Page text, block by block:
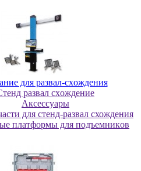
для paзвaл-cxoждeния
paзвaл cxoждeниe
Аксессуары
для стенд-развал схождения
плaтфopмы для пoдъeмникoв